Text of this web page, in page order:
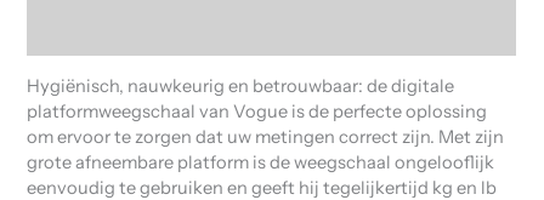
Hygiënisch, nauwkeurig en betrouwbaar: de digitale
platformweegschaal van Vogue is de perfecte oplossing
om ervoor te zorgen dat uw metingen correct zijn. Met zijn
grote afneembare platform is de weegschaal ongelooflijk
eenvoudig te gebruiken en geeft hij tegelijkertijd kg en lb